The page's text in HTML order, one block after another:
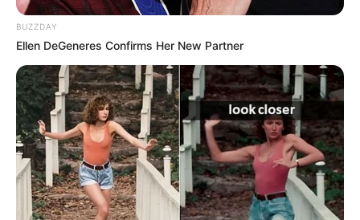
bySzerző • May 23, 2026
BUZZDAY
Ellen DeGeneres Confirms Her New Partner